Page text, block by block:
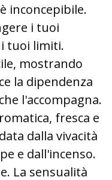
inconcepibile.
i tuoi
tuoi limiti.
mostrando
la dipendenza
l'accompagna.
fresca e
dalla vivacità
e dall'incenso.
La sensualità